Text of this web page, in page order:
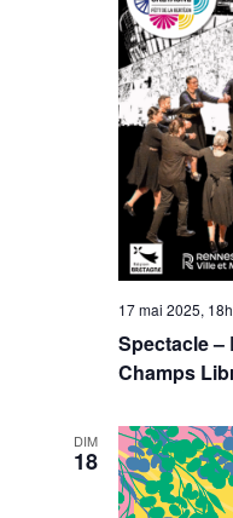
17 mai 2025,
Spectacle –
Champs
DIM
18